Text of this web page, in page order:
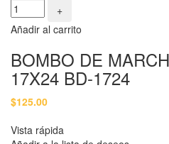
+
Añadir al carrito
BOMBO DE
17X24 BD-1724
$125.00
Vista rápida